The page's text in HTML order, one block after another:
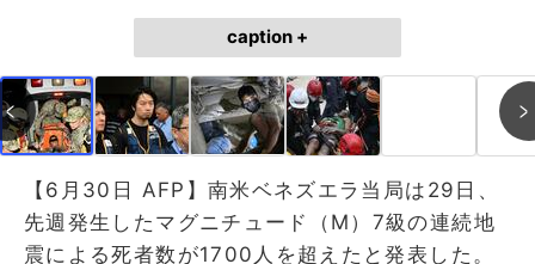
caption +
【6月30日 AFP】南米ベネズエラ当局は29日、
先週発生したマグニチュード（M）7級の連続地
震による死者数が1700人を超えたと発表した。